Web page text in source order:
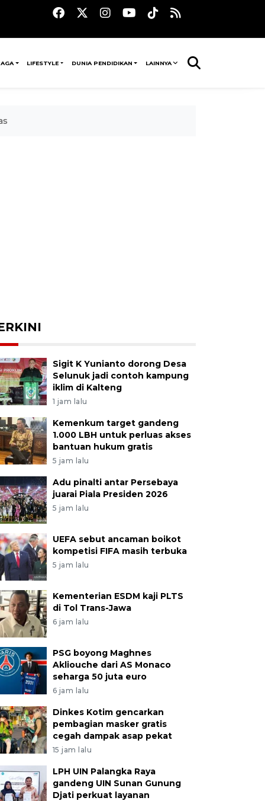
LIFESTYLE DUNIA PENDIDIKAN LAINNYA
Sigit K Yunianto dorong Desa
Selunuk jadi contoh kampung
iklim di Kalteng
1 jam lalu
Kemenkum target gandeng
1.000 LBH untuk perluas akses
bantuan hukum gratis
5 jam lalu
Adu pinalti antar Persebaya
juarai Piala Presiden 2026
5 jam lalu
UEFA sebut ancaman boikot
kompetisi FIFA masih terbuka
5 jam lalu
Kementerian ESDM kaji PLTS
di Tol Trans-Jawa
6 jam lalu
PSG boyong Maghnes
Akliouche dari AS Monaco
seharga 50 juta euro
6 jam lalu
Dinkes Kotim gencarkan
pembagian masker gratis
cegah dampak asap pekat
15 jam lalu
LPH UIN Palangka Raya
gandeng UIN Sunan Gunung
Djati perkuat layanan